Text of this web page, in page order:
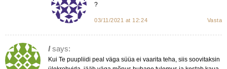
?
03/11/2021 at 12:24 Vasta
I says:
Kui Te puupliidi peal väga süüa ei vaarita teha, siis soovitaksin